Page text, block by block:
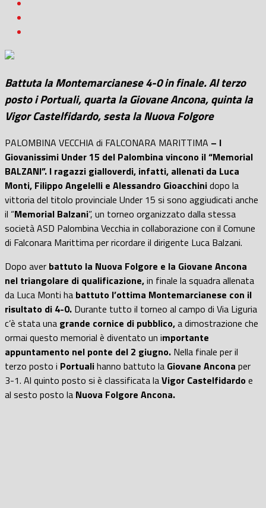
Battuta la Montemarcianese 4-0 in finale. Al terzo
posto i Portuali, quarta la Giovane Ancona, quinta la
Vigor Castelfidardo, sesta la Nuova Folgore
PALOMBINA VECCHIA di FALCONARA MARITTIMA – I
Giovanissimi Under 15 del Palombina vincono il “Memorial
BALZANI”. I ragazzi gialloverdi, infatti, allenati da Luca
Monti, Filippo Angelelli e Alessandro Gioacchinidopo la
vittoria del titolo provinciale Under 15 si sono aggiudicati anche
il “Memorial Balzani”, un torneo organizzato dalla stessa
società ASD Palombina Vecchia in collaborazione con il Comune
di Falconara Marittima per ricordare il dirigente Luca Balzani.
Dopo aver battuto la Nuova Folgore e la Giovane Ancona
nel triangolare di qualificazione,in finale la squadra allenata
da Luca Monti ha battuto l’ottima Montemarcianese con il
risultato di 4-0. Durante tutto il torneo al campo di Via Liguria
c’è stata una grande cornice di pubblico,a dimostrazione che
ormai questo memorial è diventato un importante
appuntamento nel ponte del 2 giugno. Nella finale per il
terzo posto i Portualihanno battuto la Giovane Ancona per
3-1. Al quinto posto si è classificata laVigor Castelfidardoe
al sesto posto la Nuova Folgore Ancona.